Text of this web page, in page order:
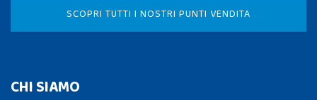
SCOPRI TUTTI I NOSTRI PUNTI VENDITA
CHI SIAMO